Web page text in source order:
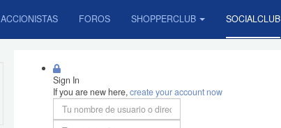
ACCIONISTAS FOROS SHOPPERCLUB SOCIALCLUB
Sign In
If you are new here,create your account now